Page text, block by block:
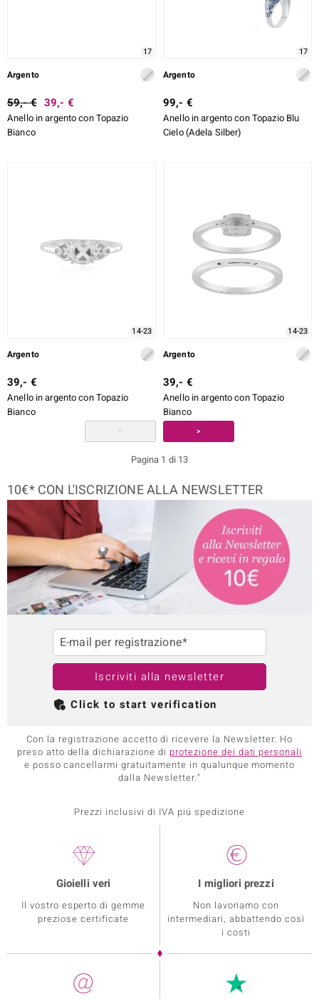
17
Argento
59,- € 39,- €
Anello in argento con Topazio
Bianco
17
Argento
99,- €
Anello in argento con Topazio Blu
Cielo (Adela Silber)
14-23
Argento
39,- €
Anello in argento con Topazio
Bianco
14-23
Argento
39,- €
Anello in argento con Topazio
Bianco
< >
Pagina 1 di 13
10€* CON L'ISCRIZIONE ALLA NEWSLETTER
E-mail per registrazione*
Iscriviti alla newsletter
Click to start verification
Con la registrazione accetto di ricevere la Newsletter. Ho
preso atto della dichiarazione di protezione dei dati personali
e posso cancellarmi gratuitamente in qualunque momento
dalla Newsletter."
Prezzi inclusivi di IVA piú spedizione
Gioielli veri
Il vostro esperto di gemme
preziose certificate
I migliori prezzi
Non lavoriamo con
intermediari, abbattendo così
i costi